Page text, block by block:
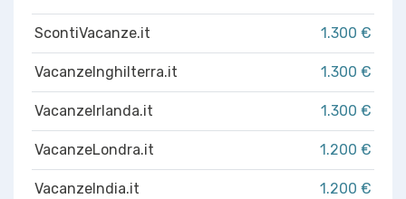
ScontiVacanze.it 1.300 €
VacanzeInghilterra.it 1.300 €
VacanzeIrlanda.it 1.300 €
VacanzeLondra.it 1.200 €
VacanzeIndia.it 1.200 €